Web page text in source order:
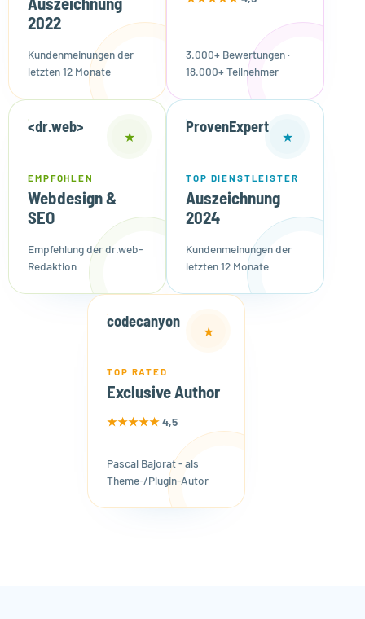
2022
Kundenmeinungen der
letzten 12 Monate
3.000+ Bewertungen ·
18.000+ Teilnehmer
<dr.web>
★
EMPFOHLEN
Webdesign &
SEO
Empfehlung der dr.web-
Redaktion
ProvenExpert
★
TOP DIENSTLEISTER
Auszeichnung
2024
Kundenmeinungen der
letzten 12 Monate
codecanyon
★
TOP RATED
Exclusive Author
★★★★★4,5
Pascal Bajorat - als
Theme-/Plugin-Autor